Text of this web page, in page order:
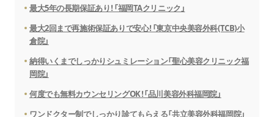
最大5年の長期保証あり！「福岡TAクリニック」
最大2回まで再施術保証ありで安心！「東京中央美容外科(TCB)小
倉院」
納得いくまでしっかりシュミレーション「聖心美容クリニック福
岡院」
何度でも無料カウンセリングOK！「品川美容外科福岡院」
ワンドクター制でしっかり診てもらえる「共立美容外科福岡院」